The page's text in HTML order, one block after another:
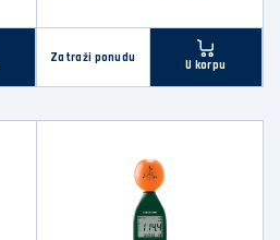
Zatraži ponudu
U korpu